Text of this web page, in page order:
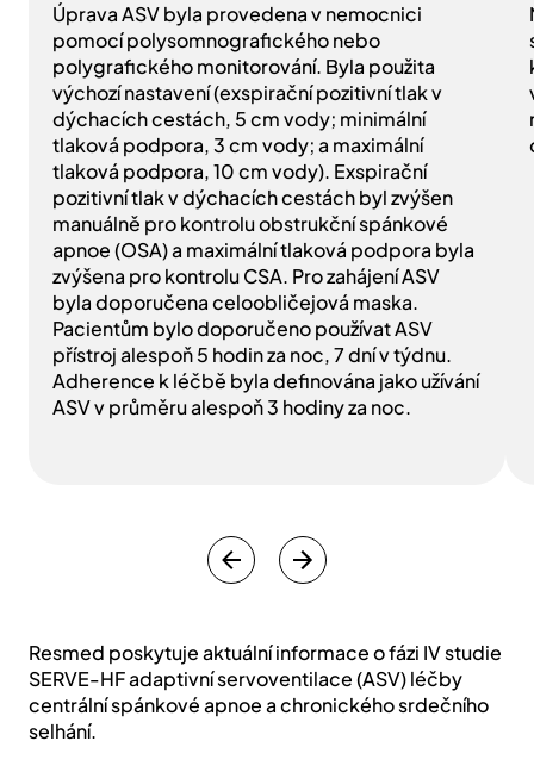
Úprava ASV byla provedena v nemocnici
pomocí polysomnografického nebo
polygrafického monitorování. Byla použita
výchozí nastavení (exspirační pozitivní tlak v
dýchacích cestách, 5 cm vody; minimální
tlaková podpora, 3 cm vody; a maximální
tlaková podpora, 10 cm vody). Exspirační
pozitivní tlak v dýchacích cestách byl zvýšen
manuálně pro kontrolu obstrukční spánkové
apnoe (OSA) a maximální tlaková podpora byla
zvýšena pro kontrolu CSA. Pro zahájení ASV
byla doporučena celoobličejová maska.
Pacientům bylo doporučeno používat ASV
přístroj alespoň 5 hodin za noc, 7 dní v týdnu.
Adherence k léčbě byla definována jako užívání
ASV v průměru alespoň 3 hodiny za noc.
Resmed poskytuje aktuální informace o fázi IV studie
SERVE-HF adaptivní servoventilace (ASV) léčby
centrální spánkové apnoe a chronického srdečního
selhání.